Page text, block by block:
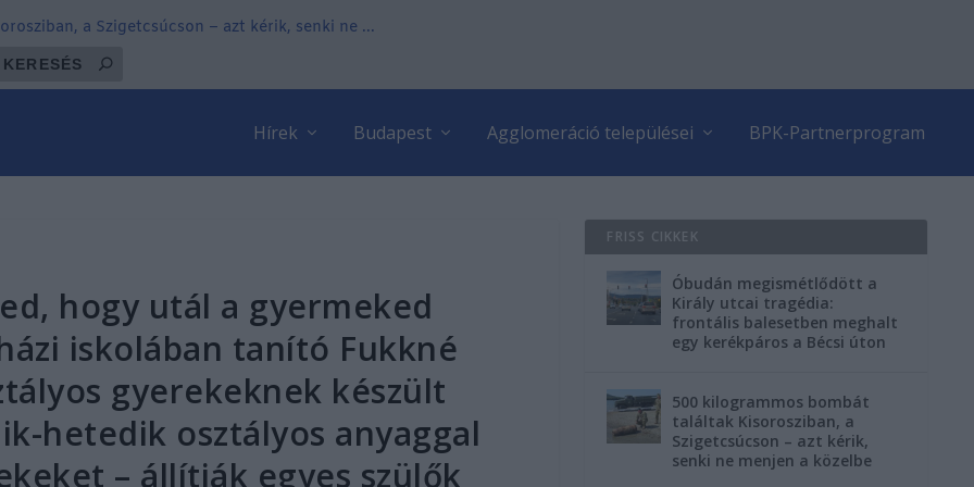
a Szigetcsúcson – azt kérik, senki ne ...
Hírek Budapest Agglomeráció települései BPK-Partnerprogram
hogy utál a gyermeked
iskolában tanító Fukkné
gyerekeknek készült
hetedik osztályos anyaggal
– állítják egyes szülők
FRISS CIKKEK
Óbudán megismétlődött a
Király utcai tragédia:
frontális balesetben meghalt
egy kerékpáros a Bécsi úton
500 kilogrammos bombát
találtak Kisorosziban, a
Szigetcsúcson – azt kérik,
senki ne menjen a közelbe